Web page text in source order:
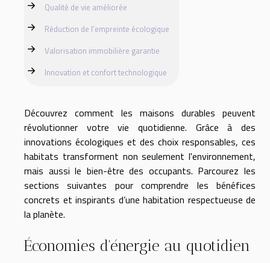
Qualité de vie améliorée
Réduction de l’empreinte écologique
Valorisation immobilière garantie
Innovation et confort technologique
Découvrez comment les maisons durables peuvent
révolutionner votre vie quotidienne. Grâce à des
innovations écologiques et des choix responsables, ces
habitats transforment non seulement l'environnement,
mais aussi le bien-être des occupants. Parcourez les
sections suivantes pour comprendre les bénéfices
concrets et inspirants d’une habitation respectueuse de
la planète.
Économies d'énergie au quotidien